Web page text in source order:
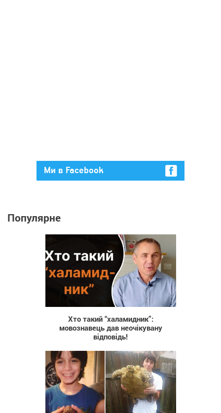
Ми в Facebook
Популярне
Хто такий “халамидник”:
мовознавець дав неочікувану
відповідь!